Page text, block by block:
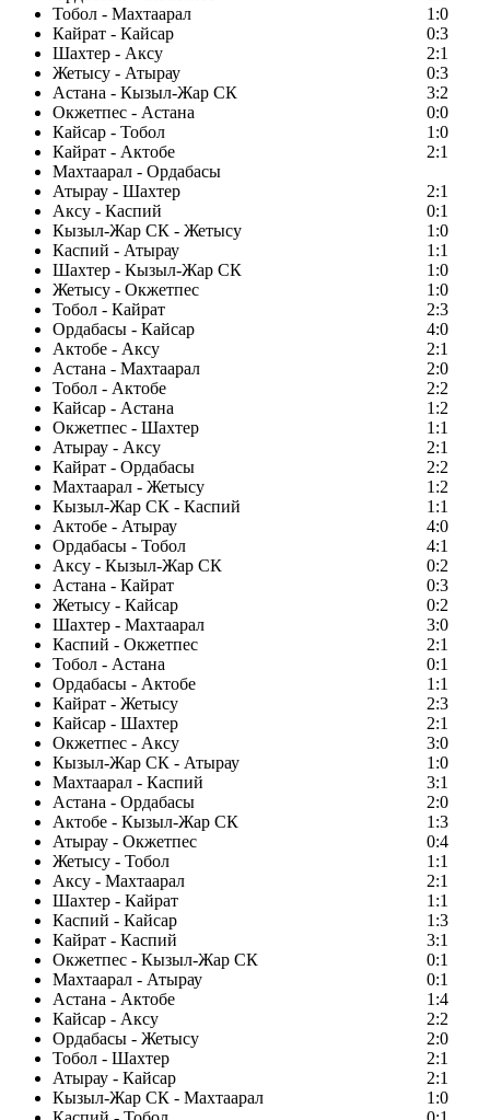
Тобол - Махтаарал
1:0
Кайрат - Кайсар
0:3
Шахтер - Аксу
2:1
Жетысу - Атырау
0:3
Астана - Кызыл-Жар СК
3:2
Окжетпес - Астана
0:0
Кайсар - Тобол
1:0
Кайрат - Актобе
2:1
Махтаарал - Ордабасы
Атырау - Шахтер
2:1
Аксу - Каспий
0:1
Кызыл-Жар СК - Жетысу
1:0
Каспий - Атырау
1:1
Шахтер - Кызыл-Жар СК
1:0
Жетысу - Окжетпес
1:0
Тобол - Кайрат
2:3
Ордабасы - Кайсар
4:0
Актобе - Аксу
2:1
Астана - Махтаарал
2:0
Тобол - Актобе
2:2
Кайсар - Астана
1:2
Окжетпес - Шахтер
1:1
Атырау - Аксу
2:1
Кайрат - Ордабасы
2:2
Махтаарал - Жетысу
1:2
Кызыл-Жар СК - Каспий
1:1
Актобе - Атырау
4:0
Ордабасы - Тобол
4:1
Аксу - Кызыл-Жар СК
0:2
Астана - Кайрат
0:3
Жетысу - Кайсар
0:2
Шахтер - Махтаарал
3:0
Каспий - Окжетпес
2:1
Тобол - Астана
0:1
Ордабасы - Актобе
1:1
Кайрат - Жетысу
2:3
Кайсар - Шахтер
2:1
Окжетпес - Аксу
3:0
Кызыл-Жар СК - Атырау
1:0
Махтаарал - Каспий
3:1
Астана - Ордабасы
2:0
Актобе - Кызыл-Жар СК
1:3
Атырау - Окжетпес
0:4
Жетысу - Тобол
1:1
Аксу - Махтаарал
2:1
Шахтер - Кайрат
1:1
Каспий - Кайсар
1:3
Кайрат - Каспий
3:1
Окжетпес - Кызыл-Жар СК
0:1
Махтаарал - Атырау
0:1
Астана - Актобе
1:4
Кайсар - Аксу
2:2
Ордабасы - Жетысу
2:0
Тобол - Шахтер
2:1
Атырау - Кайсар
2:1
Кызыл-Жар СК - Махтаарал
1:0